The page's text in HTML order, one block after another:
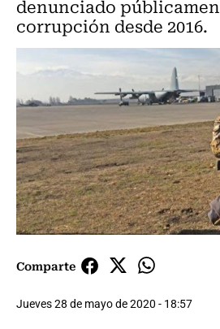
denunciado
corrupción desde 2016.
Comparte
Jueves 28 de mayo de 2020 - 18:57